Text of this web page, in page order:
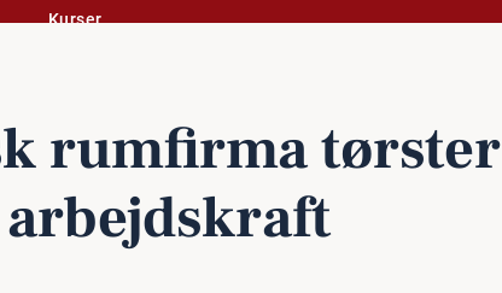
Kurser
rumfirma tørster